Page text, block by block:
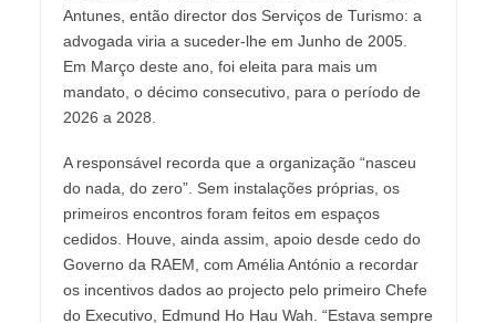
Antunes, então director dos Serviços de Turismo: a
advogada viria a suceder-lhe em Junho de 2005.
Em Março deste ano, foi eleita para mais um
mandato, o décimo consecutivo, para o período de
2026 a 2028.
A responsável recorda que a organização “nasceu
do nada, do zero”. Sem instalações próprias, os
primeiros encontros foram feitos em espaços
cedidos. Houve, ainda assim, apoio desde cedo do
Governo da RAEM, com Amélia António a recordar
os incentivos dados ao projecto pelo primeiro Chefe
do Executivo, Edmund Ho Hau Wah. “Estava sempre